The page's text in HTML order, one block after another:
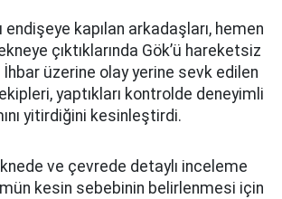
kapılan arkadaşları, hemen
çıktıklarında Gök’ü hareketsiz
üzerine olay yerine sevk edilen
yaptıkları kontrolde deneyimli
yitirdiğini kesinleştirdi.
ve çevrede detaylı inceleme
kesin sebebinin belirlenmesi için